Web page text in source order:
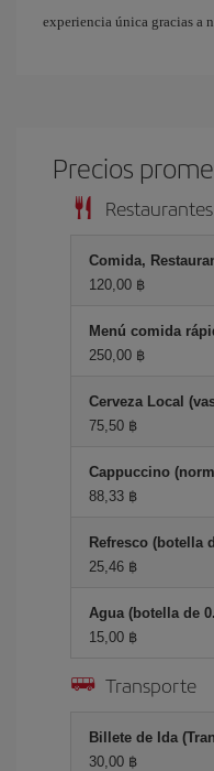
experiencia única gracias a
Precios
Restaurantes
Comida,
120,00 ฿
Menú comida
250,00 ฿
Cerveza Local
75,50 ฿
Cappuccino
88,33 ฿
Refresco (botella
25,46 ฿
Agua (botella de
15,00 ฿
Transporte
Billete de Ida
30,00 ฿